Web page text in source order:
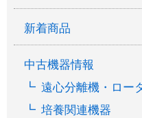
新着商品
中古機器情報
遠心分離機・ロー
培養関連機器